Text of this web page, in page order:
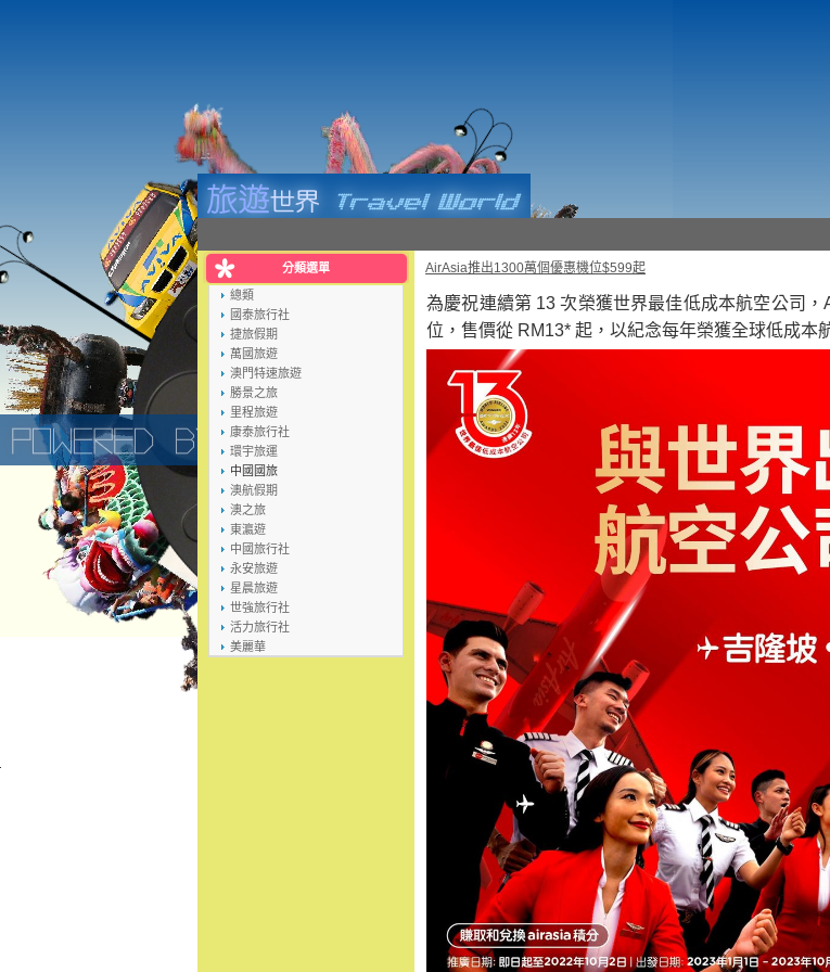
分類選單
總類
國泰旅行社
捷旅假期
萬國旅遊
澳門特速旅遊
勝景之旅
里程旅遊
康泰旅行社
環宇旅運
中國國旅
澳航假期
澳之旅
東瀛遊
中國旅行社
永安旅遊
星晨旅遊
世強旅行社
活力旅行社
美麗華
AirAsia推出1300萬個優惠機位$599起
為慶祝連續第 13 次榮獲世界最佳低成本航空公司
位，售價從 RM13* 起，以紀念每年榮獲全球低成本